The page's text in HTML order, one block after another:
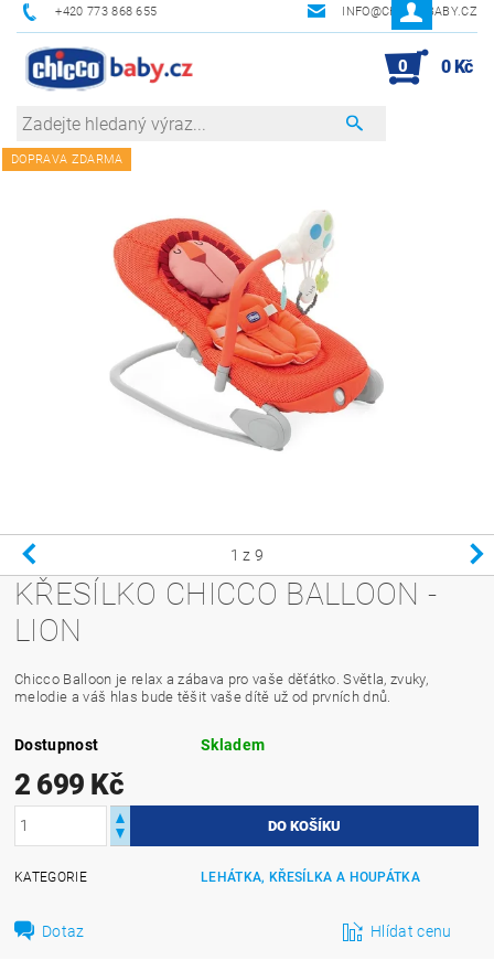
+420 773 868 655 INFO@CHICCOBABY.CZ
0 0 Kč
DOPRAVA ZDARMA
1 z 9
KŘESÍLKO CHICCO BALLOON -
LION
Chicco Balloon je relax a zábava pro vaše děťátko. Světla, zvuky,
melodie a váš hlas bude těšit vaše dítě už od prvních dnů
Dostupnost Skladem
2 699 Kč
KATEGORIE LEHÁTKA, KŘESÍLKA A HOUPÁTKA
Dotaz Hlídat cenu